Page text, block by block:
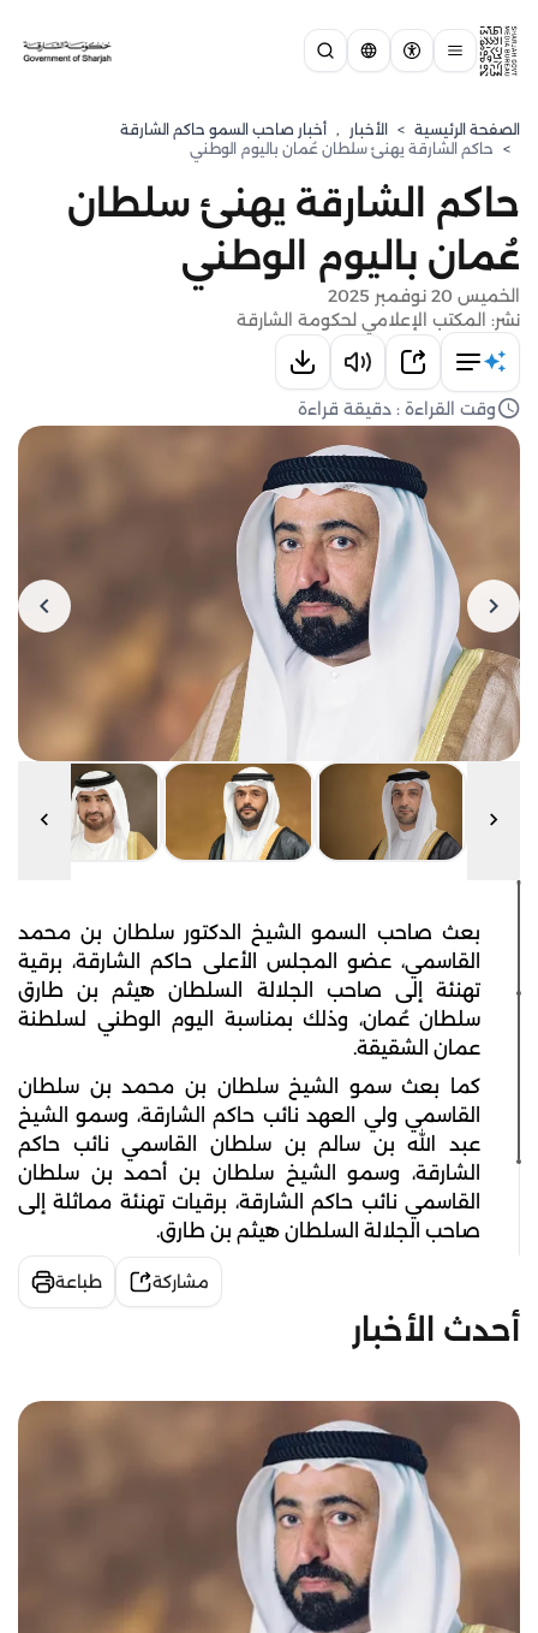
الصفحة الرئيسية > الأخبار , أخبار صاحب السمو حاكم الشارقة
> حاكم الشارقة يهنئ سلطان عُمان باليوم الوطني
حاكم الشارقة يهنئ سلطان
عُمان باليوم الوطني
الخميس 20 نوفمبر 2025
نشر: المكتب الإعلامي لحكومة الشارقة
وقت القراءة : دقيقة قراءة
بعث صاحب السمو الشيخ الدكتور سلطان بن محمد
القاسمي، عضو المجلس الأعلى حاكم الشارقة، برقية
تهنئة إلى صاحب الجلالة السلطان هيثم بن طارق
سلطان عُمان، وذلك بمناسبة اليوم الوطني لسلطنة
عمان الشقيقة.
كما بعث سمو الشيخ سلطان بن محمد بن سلطان
القاسمي ولي العهد نائب حاكم الشارقة، وسمو الشيخ
عبد الله بن سالم بن سلطان القاسمي نائب حاكم
الشارقة، وسمو الشيخ سلطان بن أحمد بن سلطان
القاسمي نائب حاكم الشارقة، برقيات تهنئة مماثلة إلى
صاحب الجلالة السلطان هيثم بن طارق.
مشاركة طباعة
أحدث الأخبار